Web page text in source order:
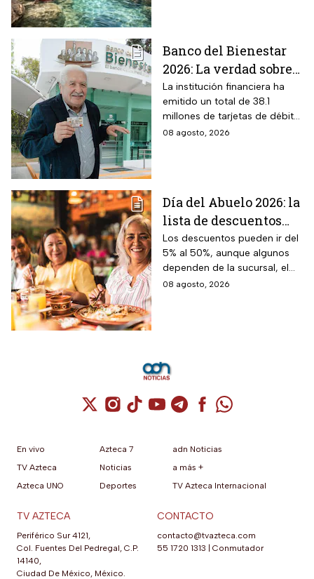
Banco del Bienestar
2026: La verdad sobre
entrar a Buró de
Crédito por tenerla
La institución financiera ha
emitido un total de 38.1
millones de tarjetas de débito
para la dispersión de los
08 agosto, 2026
Día del Abuelo 2026: la
lista de descuentos
con tu credencial
INAPAM en
restaurantes,
transporte y tiendas
Los descuentos pueden ir del
5% al 50%, aunque algunos
dependen de la sucursal, el
servicio y los lugares
08 agosto, 2026
Cuenta de X / Twitter (se abre en una
Cuenta de Instagram (se abre en una
Cuenta de TikTok (se abre en
Cuenta de YouTube (se abre
Cuenta de Telegram (se
Cuenta de
Cuenta de
En vivo
TV Azteca
Azteca UNO
Azteca 7
Noticias
Deportes
adn Noticias
a más +
TV Azteca Internacional
TV AZTECA
Periférico Sur 4121,
Col. Fuentes Del Pedregal, C.P.
14140,
Ciudad De México, México.
CONTACTO
contacto@tvazteca.com
55 1720 1313
Conmutador